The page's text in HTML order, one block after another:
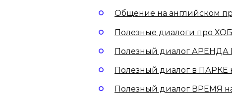
Общение на английском
Полезные диалоги про
Полезный диалог
Полезный диалог в ПАРКЕ
Полезный диалог ВРЕМЯ